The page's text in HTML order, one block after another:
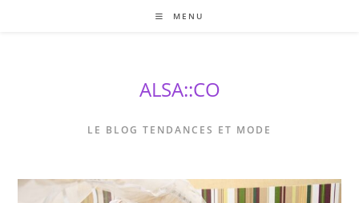
MENU
ALSA::CO
LE BLOG TENDANCES ET MODE